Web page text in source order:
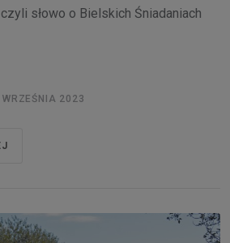
słowo o Bielskich Śniadaniach
WRZEŚNIA 2023